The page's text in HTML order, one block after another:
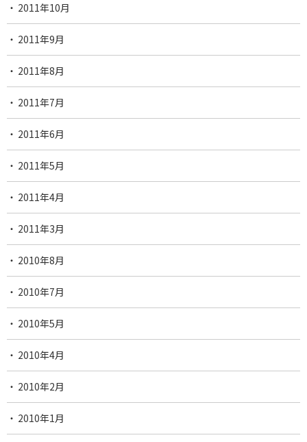
2011年10月
2011年9月
2011年8月
2011年7月
2011年6月
2011年5月
2011年4月
2011年3月
2010年8月
2010年7月
2010年5月
2010年4月
2010年2月
2010年1月